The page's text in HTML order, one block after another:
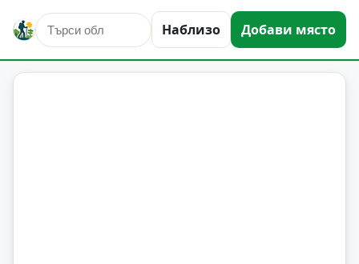
Наблизо Добави място
Перуника Област: Кърджали